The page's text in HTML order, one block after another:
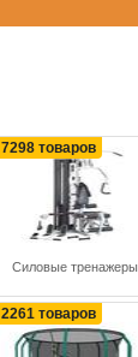
7298 товаров
Силовые тренажеры
2261 товаров